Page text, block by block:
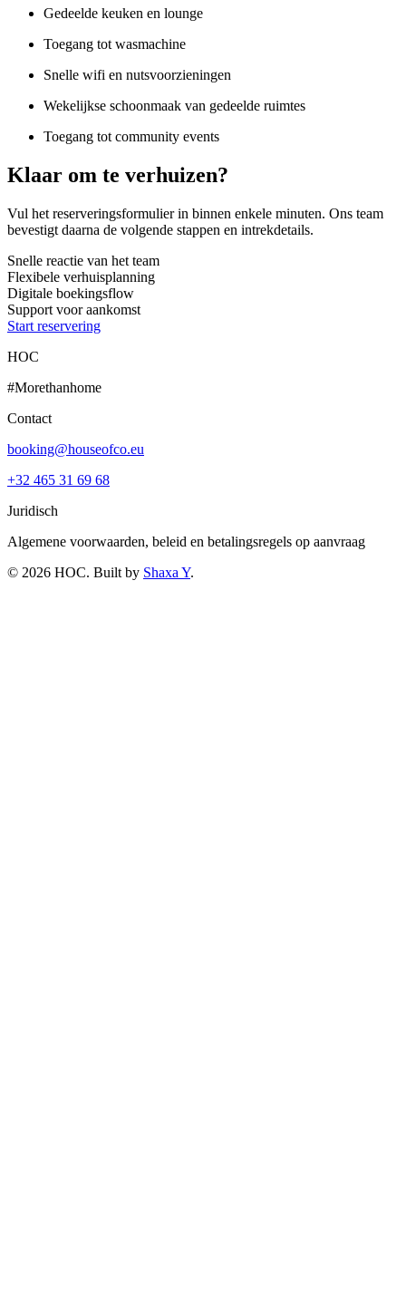
Gedeelde keuken en lounge
Toegang tot wasmachine
Snelle wifi en nutsvoorzieningen
Wekelijkse schoonmaak van gedeelde ruimtes
Toegang tot community events
Klaar om te verhuizen?
Vul het reserveringsformulier in binnen enkele minuten. Ons team
bevestigt daarna de volgende stappen en intrekdetails.
Snelle reactie van het team
Flexibele verhuisplanning
Digitale boekingsflow
Support voor aankomst
Start reservering
HOC
#Morethanhome
Contact
booking@houseofco.eu
+32 465 31 69 68
Juridisch
Algemene voorwaarden, beleid en betalingsregels op aanvraag
© 2026 HOC. Built by Shaxa Y.